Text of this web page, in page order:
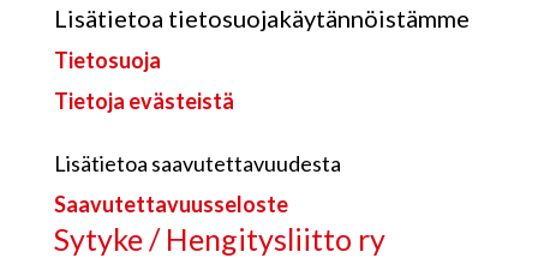
Lisätietoa tietosuojakäytännöistämme
Tietosuoja
Tietoja evästeistä
Lisätietoa saavutettavuudesta
Saavutettavuusseloste
Sytyke / Hengitysliitto ry